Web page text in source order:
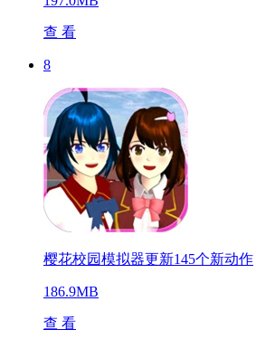
查 看
8
樱花校园模拟器更新145个新动作
186.9MB
查 看